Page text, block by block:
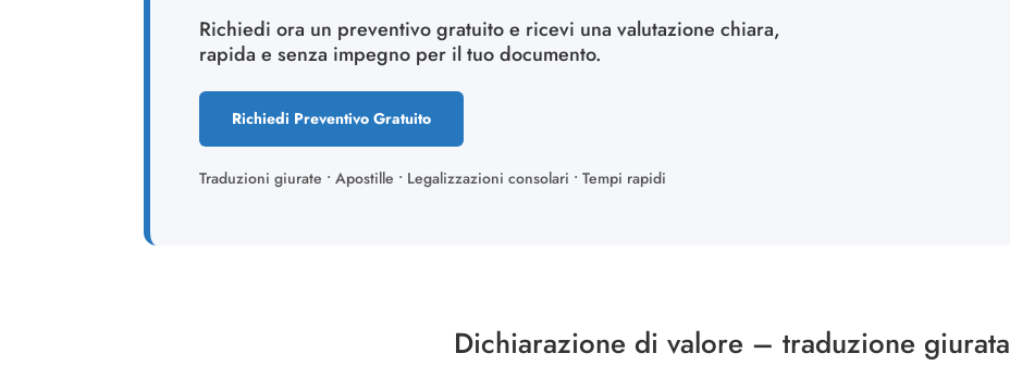
Richiedi ora un preventivo gratuito e ricevi una valutazione chiara,
rapida e senza impegno per il tuo documento.
Richiedi Preventivo Gratuito
Traduzioni giurate • Apostille • Legalizzazioni consolari • Tempi rapidi
Dichiarazione di valore – traduzione giurata